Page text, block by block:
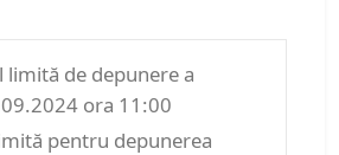
limită de depunere a
ora 11:00
pentru depunerea